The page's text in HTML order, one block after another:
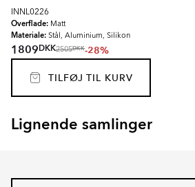
INNL0226
Overflade: Matt
Materiale: Stål, Aluminium, Silikon
1809DKK2505DKK-28%
TILFØJ TIL KURV
Lignende samlinger
RENOLIA